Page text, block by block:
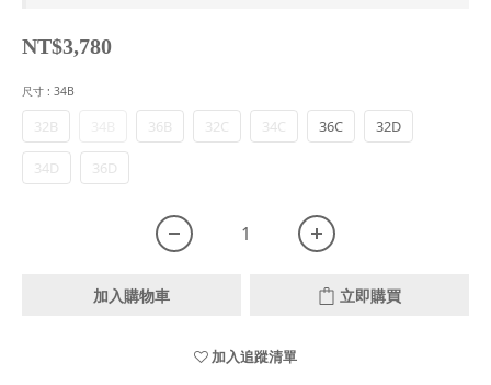
NT$3,780
尺寸 : 34B
32B 36B 32C 34C 36C 32D
34D 36D
加入購物車 立即購買
加入追蹤清單